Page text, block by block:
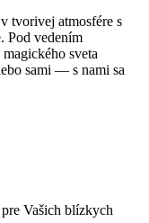
tvorivej atmosfére s
Pod vedením
sveta
sami — s nami sa
Vašich blízkych